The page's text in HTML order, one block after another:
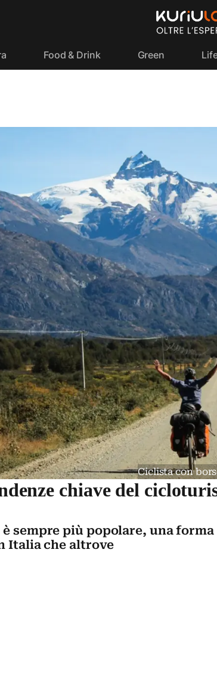
Food & Drink Green
Ciclista con
chiave del
sempre più popolare, una
Italia che altrove